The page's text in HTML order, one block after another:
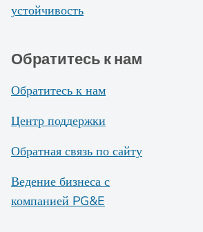
устойчивость
Обратитесь к нам
Обратитесь к нам
Центр поддержки
Обратная связь по сайту
Ведение бизнеса с
компанией PG&E